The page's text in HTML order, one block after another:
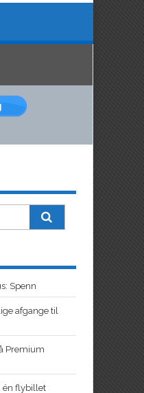
Spenn
afgange til
Premium
én flybillet